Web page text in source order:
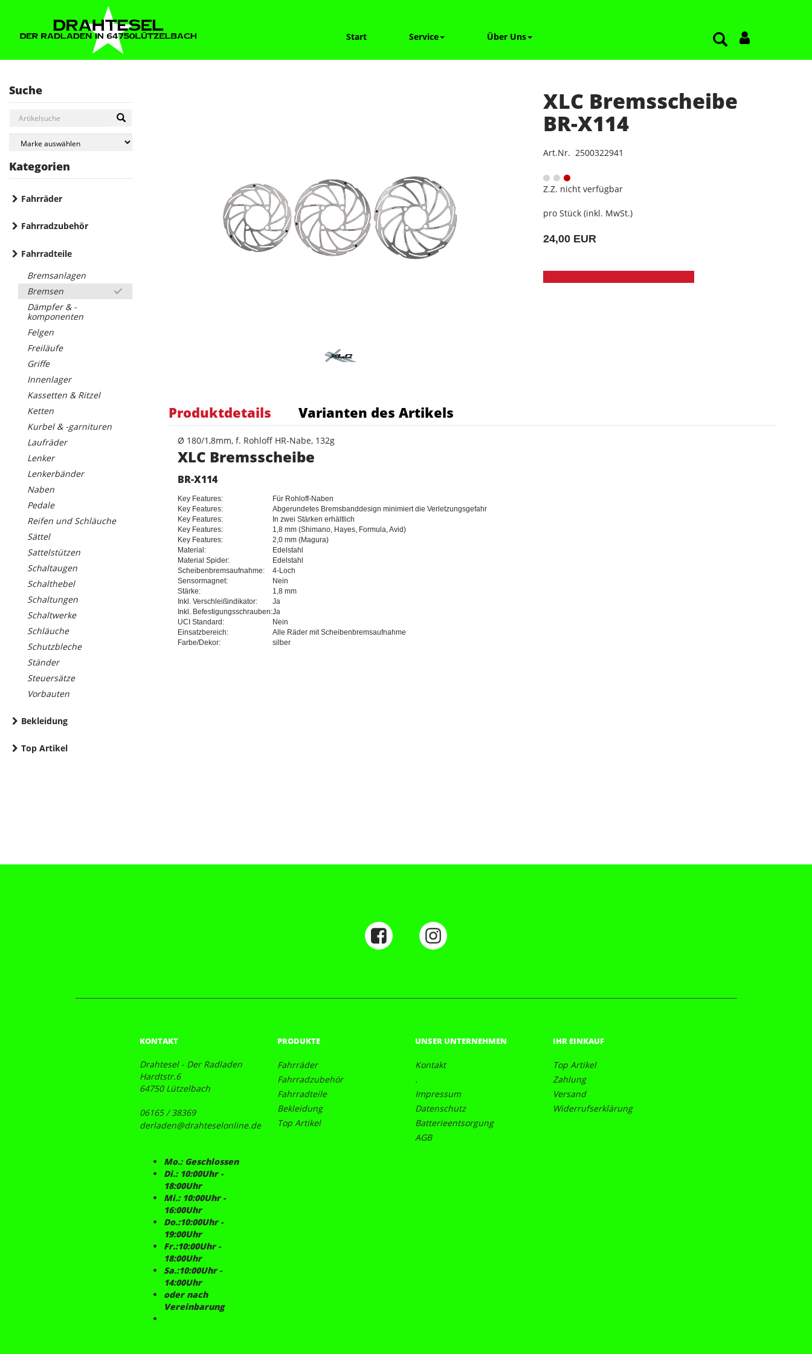
Start Service Über Uns
Suche
Kategorien
Fahrräder
Fahrradzubehör
Fahrradteile
Bremsanlagen
Bremsen
Dämpfer & -
komponenten
Felgen
Freiläufe
Griffe
Innenlager
Kassetten & Ritzel
Ketten
Kurbel & -garnituren
Laufräder
Lenker
Lenkerbänder
Naben
Pedale
Reifen und Schläuche
Sättel
Sattelstützen
Schaltaugen
Schalthebel
Schaltungen
Schaltwerke
Schläuche
Schutzbleche
Ständer
Steuersätze
Vorbauten
Bekleidung
Top Artikel
XLC Bremsscheibe
BR-X114
Art.Nr. 2500322941
Z.Z. nicht verfügbar
pro Stück (inkl. MwSt.)
24,00 EUR
Produktdetails Varianten des Artikels
Ø 180/1,8mm, f. Rohloff HR-Nabe, 132g
XLC Bremsscheibe
BR-X114
Key Features:
Für Rohloff-Naben
Key Features:
Abgerundetes Bremsbanddesign minimiert die Verletzungsgefahr
Key Features:
In zwei Stärken erhältlich
Key Features:
1,8 mm (Shimano, Hayes, Formula, Avid)
Key Features:
2,0 mm (Magura)
Material:
Edelstahl
Material Spider:
Edelstahl
Scheibenbremsaufnahme:
4-Loch
Sensormagnet:
Nein
Stärke:
1,8 mm
Inkl. Verschleißindikator:
Ja
Inkl. Befestigungsschrauben:Ja
UCI Standard:
Nein
Einsatzbereich:
Alle Räder mit Scheibenbremsaufnahme
Farbe/Dekor:
silber
KONTAKT
Drahtesel - Der Radladen
Hardtstr.6
64750 Lützelbach
06165 / 38369
derladen@drahteselonline.de
Mo.: Geschlossen
Di.: 10:00Uhr -
18:00Uhr
Mi.: 10:00Uhr -
16:00Uhr
Do.:10:00Uhr -
19:00Uhr
Fr.:10:00Uhr -
18:00Uhr
Sa.:10:00Uhr -
14:00Uhr
oder nach
Vereinbarung
PRODUKTE
Fahrräder
Fahrradzubehör
Fahrradteile
Bekleidung
Top Artikel
UNSER UNTERNEHMEN
Kontakt
.
Impressum
Datenschutz
Batterieentsorgung
AGB
IHR EINKAUF
Top Artikel
Zahlung
Versand
Widerrufserklärung